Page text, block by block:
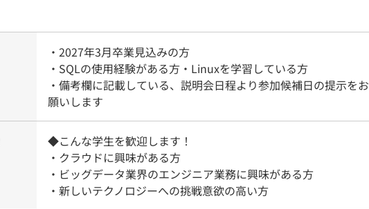
・2027年3月卒業見込みの方
・SQLの使用経験がある方・Linuxを学習している方
・備考欄に記載している、説明会日程より参加候補日の提示をお
願いします
◆こんな学生を歓迎します！
・クラウドに興味がある方
・ビッグデータ業界のエンジニア業務に興味がある方
・新しいテクノロジーへの挑戦意欲の高い方